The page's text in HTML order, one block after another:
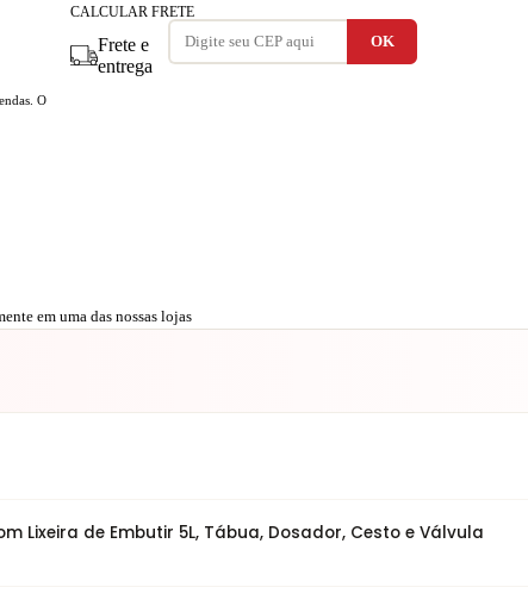
O
CALCULAR FRETE
Frete e
entrega
em uma das nossas lojas
Lixeira de Embutir 5L, Tábua, Dosador, Cesto e Válvula